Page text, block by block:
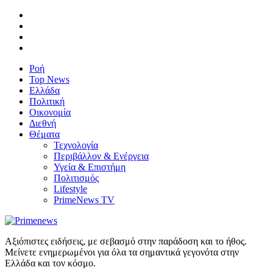
Ροή
Top News
Ελλάδα
Πολιτική
Οικονομία
Διεθνή
Θέματα
Τεχνολογία
Περιβάλλον & Ενέργεια
Υγεία & Επιστήμη
Πολιτισμός
Lifestyle
PrimeNews TV
Αξιόπιστες ειδήσεις, με σεβασμό στην παράδοση και το ήθος.
Μείνετε ενημερωμένοι για όλα τα σημαντικά γεγονότα στην
Ελλάδα και τον κόσμο.